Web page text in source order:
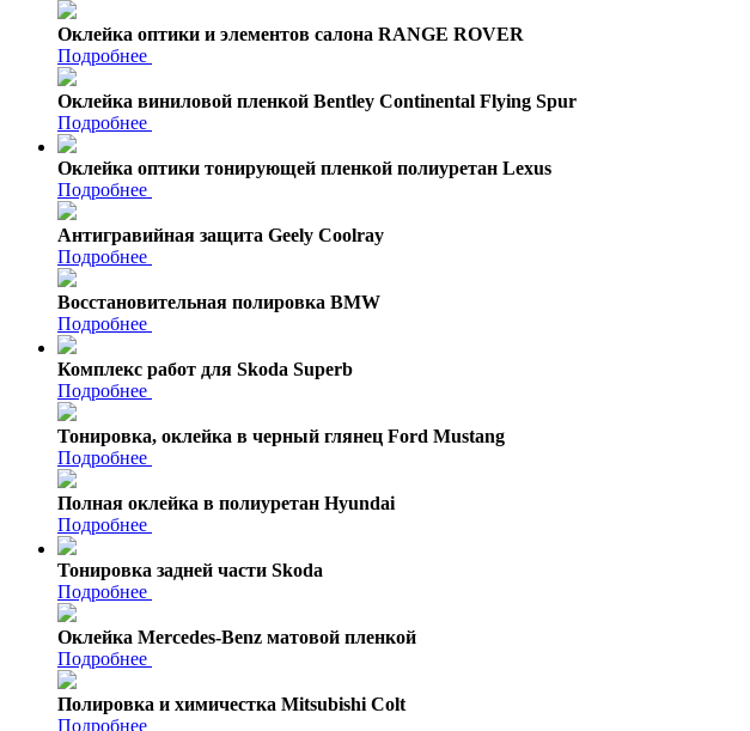
Оклейка оптики и элементов салона RANGE ROVER
Подробнее
Оклейка виниловой пленкой Bentley Continental Flying Spur
Подробнее
Оклейка оптики тонирующей пленкой полиуретан Lexus
Подробнее
Антигравийная защита Geely Coolray
Подробнее
Восстановительная полировка BMW
Подробнее
Комплекс работ для Skoda Superb
Подробнее
Тонировка, оклейка в черный глянец Ford Mustang
Подробнее
Полная оклейка в полиуретан Hyundai
Подробнее
Тонировка задней части Skoda
Подробнее
Оклейка Mercedes-Benz матовой пленкой
Подробнее
Полировка и химичестка Mitsubishi Colt
Подробнее